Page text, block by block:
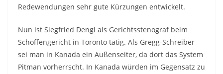
Redewendungen sehr gute Kürzungen entwickelt.
Nun ist Siegfried Dengl als Gerichtsstenograf beim
Schöffengericht in Toronto tätig. Als Gregg-Schreiber
sei man in Kanada ein Außenseiter, da dort das System
Pitman vorherrscht. In Kanada würden im Gegensatz zu